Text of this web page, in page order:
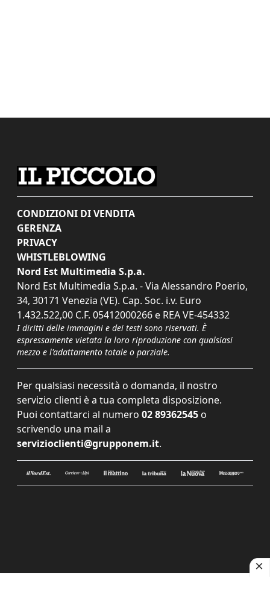
CONDIZIONI DI VENDITA
GERENZA
PRIVACY
WHISTLEBLOWING
Nord Est Multimedia S.p.a.
Nord Est Multimedia S.p.a. - Via Alessandro Poerio,
34, 30171 Venezia (VE). Cap. Soc. i.v. Euro
1.432.522,00 C.F. 05412000266 e REA VE-454332
I diritti delle immagini e dei testi sono riservati. È
espressamente vietata la loro riproduzione con qualsiasi
mezzo e l'adattamento totale o parziale.
Per qualsiasi necessità o domanda, il nostro
servizio clienti è a tua completa disposizione.
Puoi contattarci al numero 02 89362545 o
scrivendo una mail a
servizioclienti@grupponem.it.